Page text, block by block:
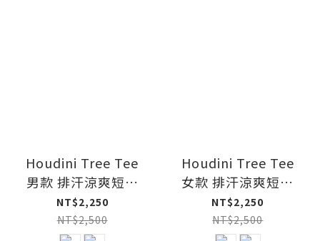
Houdini Tree Tee
男款 排汗涼爽短袖
25ss
NT$2,250
NT$2,500
Houdini Tree Tee
女款 排汗涼爽短袖
25ss
NT$2,250
NT$2,500